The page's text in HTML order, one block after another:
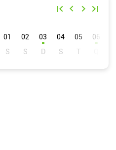
01 02 03 04 05 06